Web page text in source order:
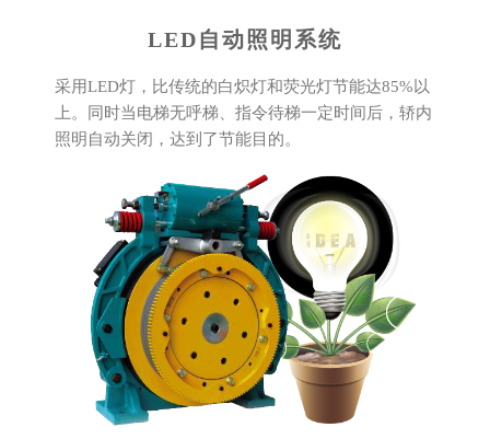
LED自动照明系统
采用LED灯，比传统的白炽灯和荧光灯节能达85%以
上。同时当电梯无呼梯、指令待梯一定时间后，轿内
照明自动关闭，达到了节能目的。